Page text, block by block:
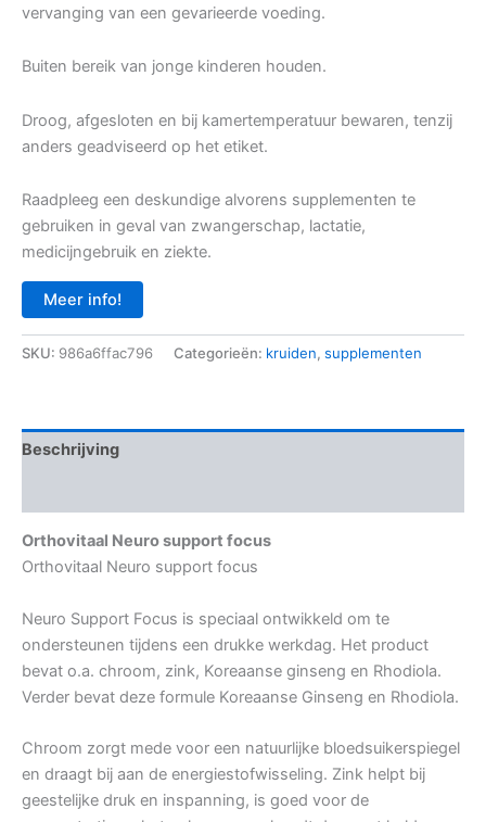
vervanging van een gevarieerde voeding.
Buiten bereik van jonge kinderen houden.
Droog, afgesloten en bij kamertemperatuur bewaren, tenzij
anders geadviseerd op het etiket.
Raadpleeg een deskundige alvorens supplementen te
gebruiken in geval van zwangerschap, lactatie,
medicijngebruik en ziekte.
Meer info!
SKU: 986a6ffac796 Categorieën: kruiden, supplementen
Beschrijving
Orthovitaal Neuro support focus
Orthovitaal Neuro support focus
Neuro Support Focus is speciaal ontwikkeld om te
ondersteunen tijdens een drukke werkdag. Het product
bevat o.a. chroom, zink, Koreaanse ginseng en Rhodiola.
Verder bevat deze formule Koreaanse Ginseng en Rhodiola.
Chroom zorgt mede voor een natuurlijke bloedsuikerspiegel
en draagt bij aan de energiestofwisseling. Zink helpt bij
geestelijke druk en inspanning, is goed voor de